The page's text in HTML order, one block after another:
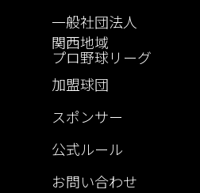
一般社団法人
関西地域
プロ野球リーグ
加盟球団
スポンサー
公式ルール
お問い合わせ